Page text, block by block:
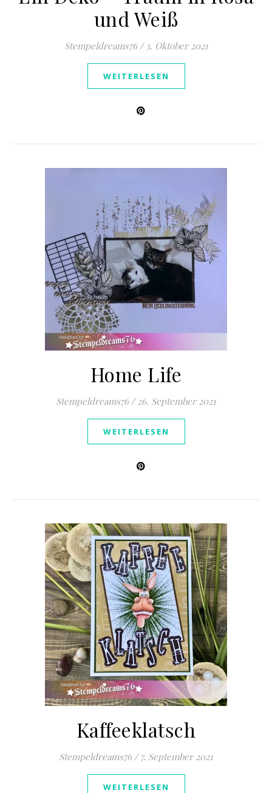
und Weiß
Stempeldreams76 / 3. Oktober 2021
WEITERLESEN
Home Life
Stempeldreams76 / 26. September 2021
WEITERLESEN
Kaffeeklatsch
Stempeldreams76 / 7. September 2021
WEITERLESEN